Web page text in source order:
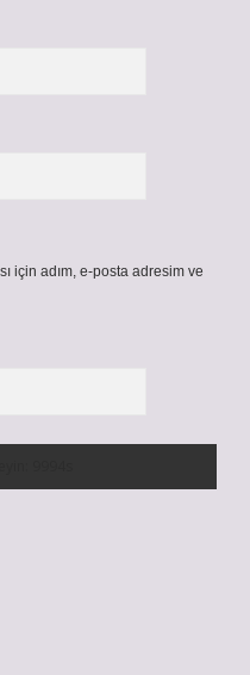
için adım, e-posta adresim ve